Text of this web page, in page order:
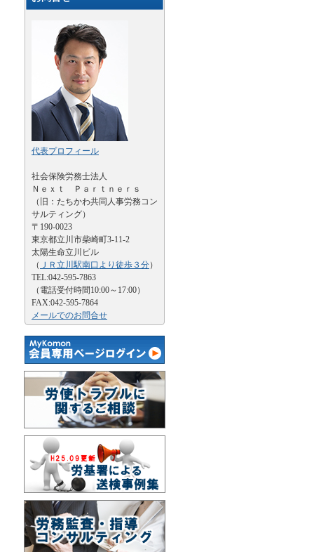
代表プロフィール
社会保険労務士法人
Ｎｅｘｔ Ｐａｒｔｎｅｒｓ
（旧：たちかわ共同人事労務コン
サルティング）
〒190-0023
東京都立川市柴崎町3-11-2
太陽生命立川ビル
（ ＪＲ立川駅南口より徒歩３分）
TEL:042-595-7863
（電話受付時間10:00～17:00）
FAX:042-595-7864
メールでのお問合せ